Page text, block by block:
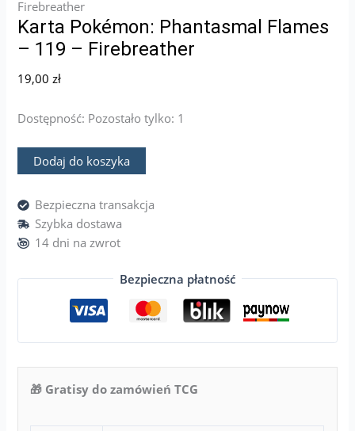
Firebreather
Karta Pokémon: Phantasmal Flames
– 119 – Firebreather
19,00zł
Dostępność: Pozostało tylko: 1
Dodaj do koszyka
Bezpieczna transakcja
Szybka dostawa
14 dni na zwrot
Bezpieczna płatność
🎁 Gratisy do zamówień TCG